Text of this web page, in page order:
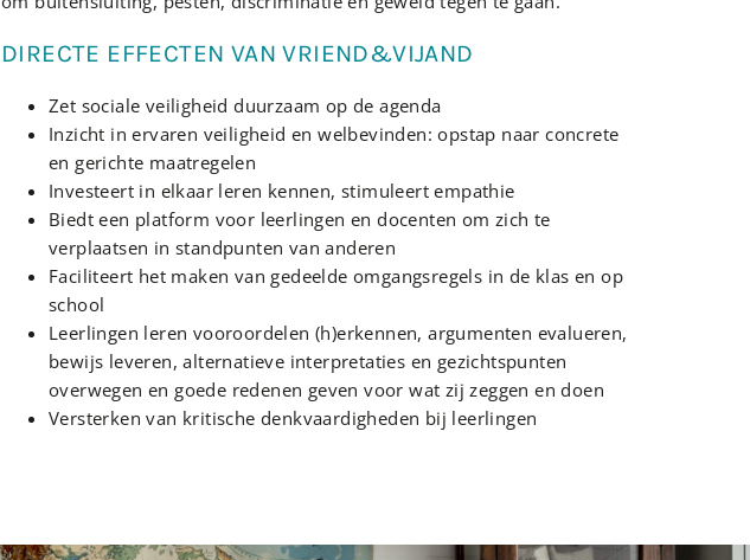
DIRECTE EFFECTEN VAN VRIEND&VIJAND
Zet sociale veiligheid duurzaam op de agenda
Inzicht in ervaren veiligheid en welbevinden: opstap naar concrete
en gerichte maatregelen
Investeert in elkaar leren kennen, stimuleert empathie
Biedt een platform voor leerlingen en docenten om zich te
verplaatsen in standpunten van anderen
Faciliteert het maken van gedeelde omgangsregels in de klas en op
school
Leerlingen leren vooroordelen (h)erkennen, argumenten evalueren,
bewijs leveren, alternatieve interpretaties en gezichtspunten
overwegen en goede redenen geven voor wat zij zeggen en doen
Versterken van kritische denkvaardigheden bij leerlingen